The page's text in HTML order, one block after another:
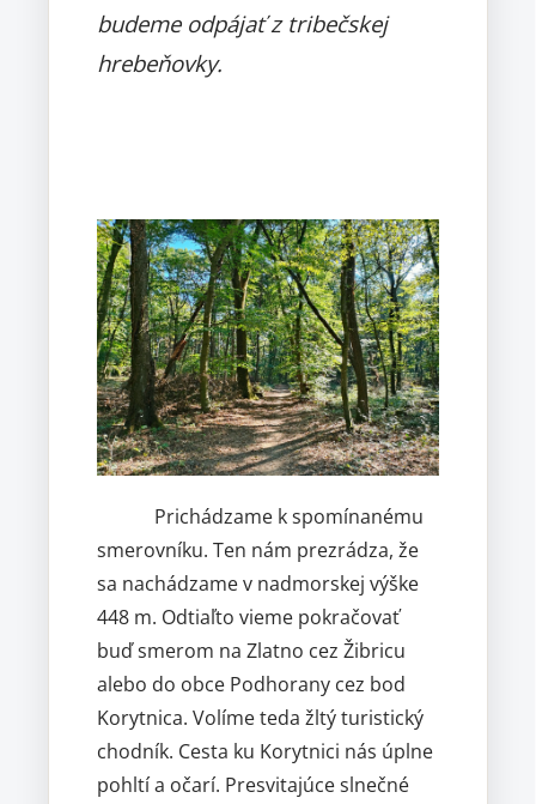
budeme odpájať z tribečskej
hrebeňovky.
Prichádzame k spomínanému
smerovníku. Ten nám prezrádza, že
sa nachádzame v nadmorskej výške
448 m. Odtiaľto vieme pokračovať
buď smerom na Zlatno cez Žibricu
alebo do obce Podhorany cez bod
Korytnica. Volíme teda žltý turistický
chodník. Cesta ku Korytnici nás úplne
pohltí a očarí. Presvitajúce slnečné